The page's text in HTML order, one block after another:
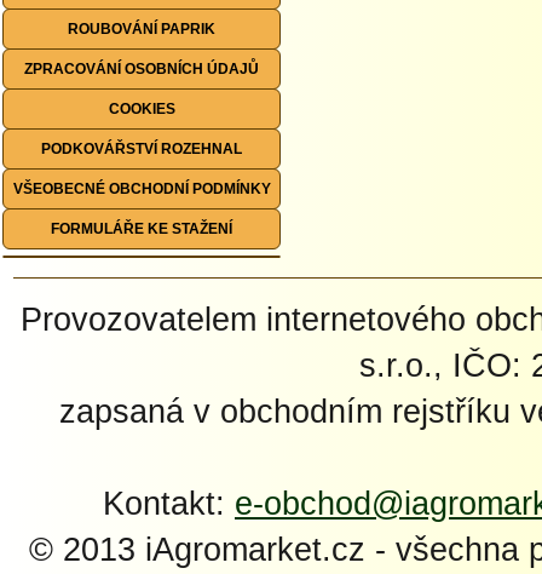
ROUBOVÁNÍ PAPRIK
ZPRACOVÁNÍ OSOBNÍCH ÚDAJŮ
COOKIES
PODKOVÁŘSTVÍ ROZEHNAL
VŠEOBECNÉ OBCHODNÍ PODMÍNKY
FORMULÁŘE KE STAŽENÍ
Provozovatelem internetového
s.r.o., IČO:
zapsaná v obchodním rejstříku
Kontakt: e-
© 2013 iAgromarket.cz - všechna